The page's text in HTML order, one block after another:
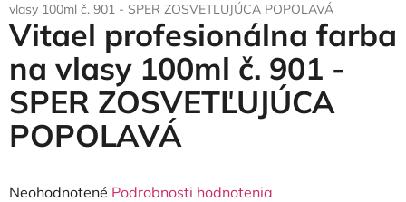
vlasy 100ml č. 901 - SPER ZOSVETĽUJÚCA POPOLAVÁ
Vitael profesionálna farba
na vlasy 100ml č. 901 -
SPER ZOSVETĽUJÚCA
POPOLAVÁ
Priemerné
Neohodnotené Podrobnosti hodnotenia